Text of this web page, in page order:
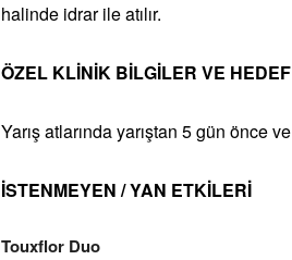
halinde idrar ile atılır.
ÖZEL KLİNİK BİLGİLER VE
Yarış atlarında yarıştan 5 gün önce
İSTENMEYEN / YAN ETKİLERİ
Touxflor Duo